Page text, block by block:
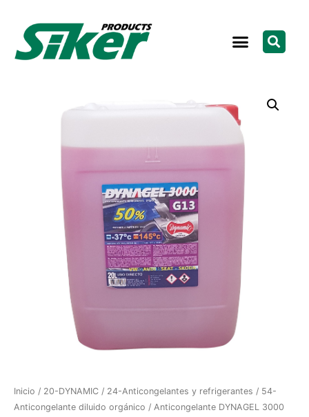
Inicio / 20-DYNAMIC / 24-Anticongelantes y refrigerantes / 54-
Anticongelante diluido orgánico / Anticongelante DYNAGEL 3000